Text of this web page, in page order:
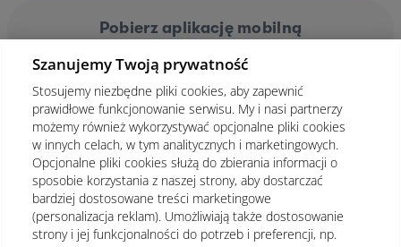
Pobierz aplikację mobilną
Szanujemy Twoją prywatność
Stosujemy niezbędne pliki cookies, aby zapewnić
prawidłowe funkcjonowanie serwisu. My i nasi partnerzy
możemy również wykorzystywać opcjonalne pliki cookies
w innych celach, w tym analitycznych i marketingowych.
Opcjonalne pliki cookies służą do zbierania informacji o
sposobie korzystania z naszej strony, aby dostarczać
bardziej dostosowane treści marketingowe
(personalizacja reklam). Umożliwiają także dostosowanie
strony i jej funkcjonalności do potrzeb i preferencji, np.